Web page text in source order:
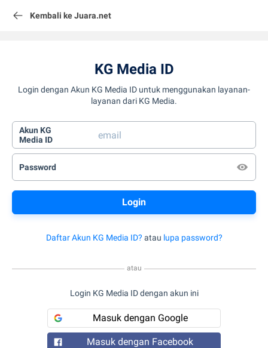
Kembali ke Juara.net
KG Media ID
Login dengan Akun KG Media ID untuk menggunakan layanan-
layanan dari KG Media.
Akun KG
Media ID
Password
Daftar Akun KG Media ID? atau lupa password?
atau
Login KG Media ID dengan akun ini
Masuk dengan Google
Masuk dengan Facebook